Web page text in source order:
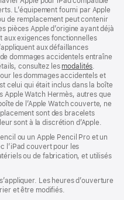
L’équipement fourni par Apple
de remplacement peut contenir
pièces Apple d’origine ayant déjà
aux exigences fonctionnelles
aux défaillances
dommages accidentels entraîne
consultez les modalités
dans
une
nouvelle
fenêtre)
les dommages accidentels et
celui qui était inclus dans la boîte
Apple Watch Hermès, autres que
de l’Apple Watch couverte, ne
sont des bracelets
sont à la discrétion d’Apple.
ou un Apple Pencil Pro et un
l’iPad couvert pour les
ou de fabrication, et utilisés
Les heures d’ouverture
et être modifiés.